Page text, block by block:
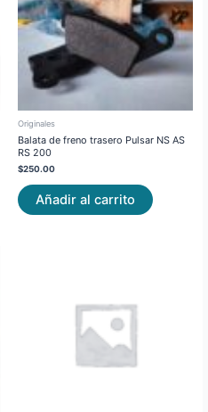
Originales
Balata de freno trasero Pulsar NS AS
RS 200
$250.00
Añadir al carrito